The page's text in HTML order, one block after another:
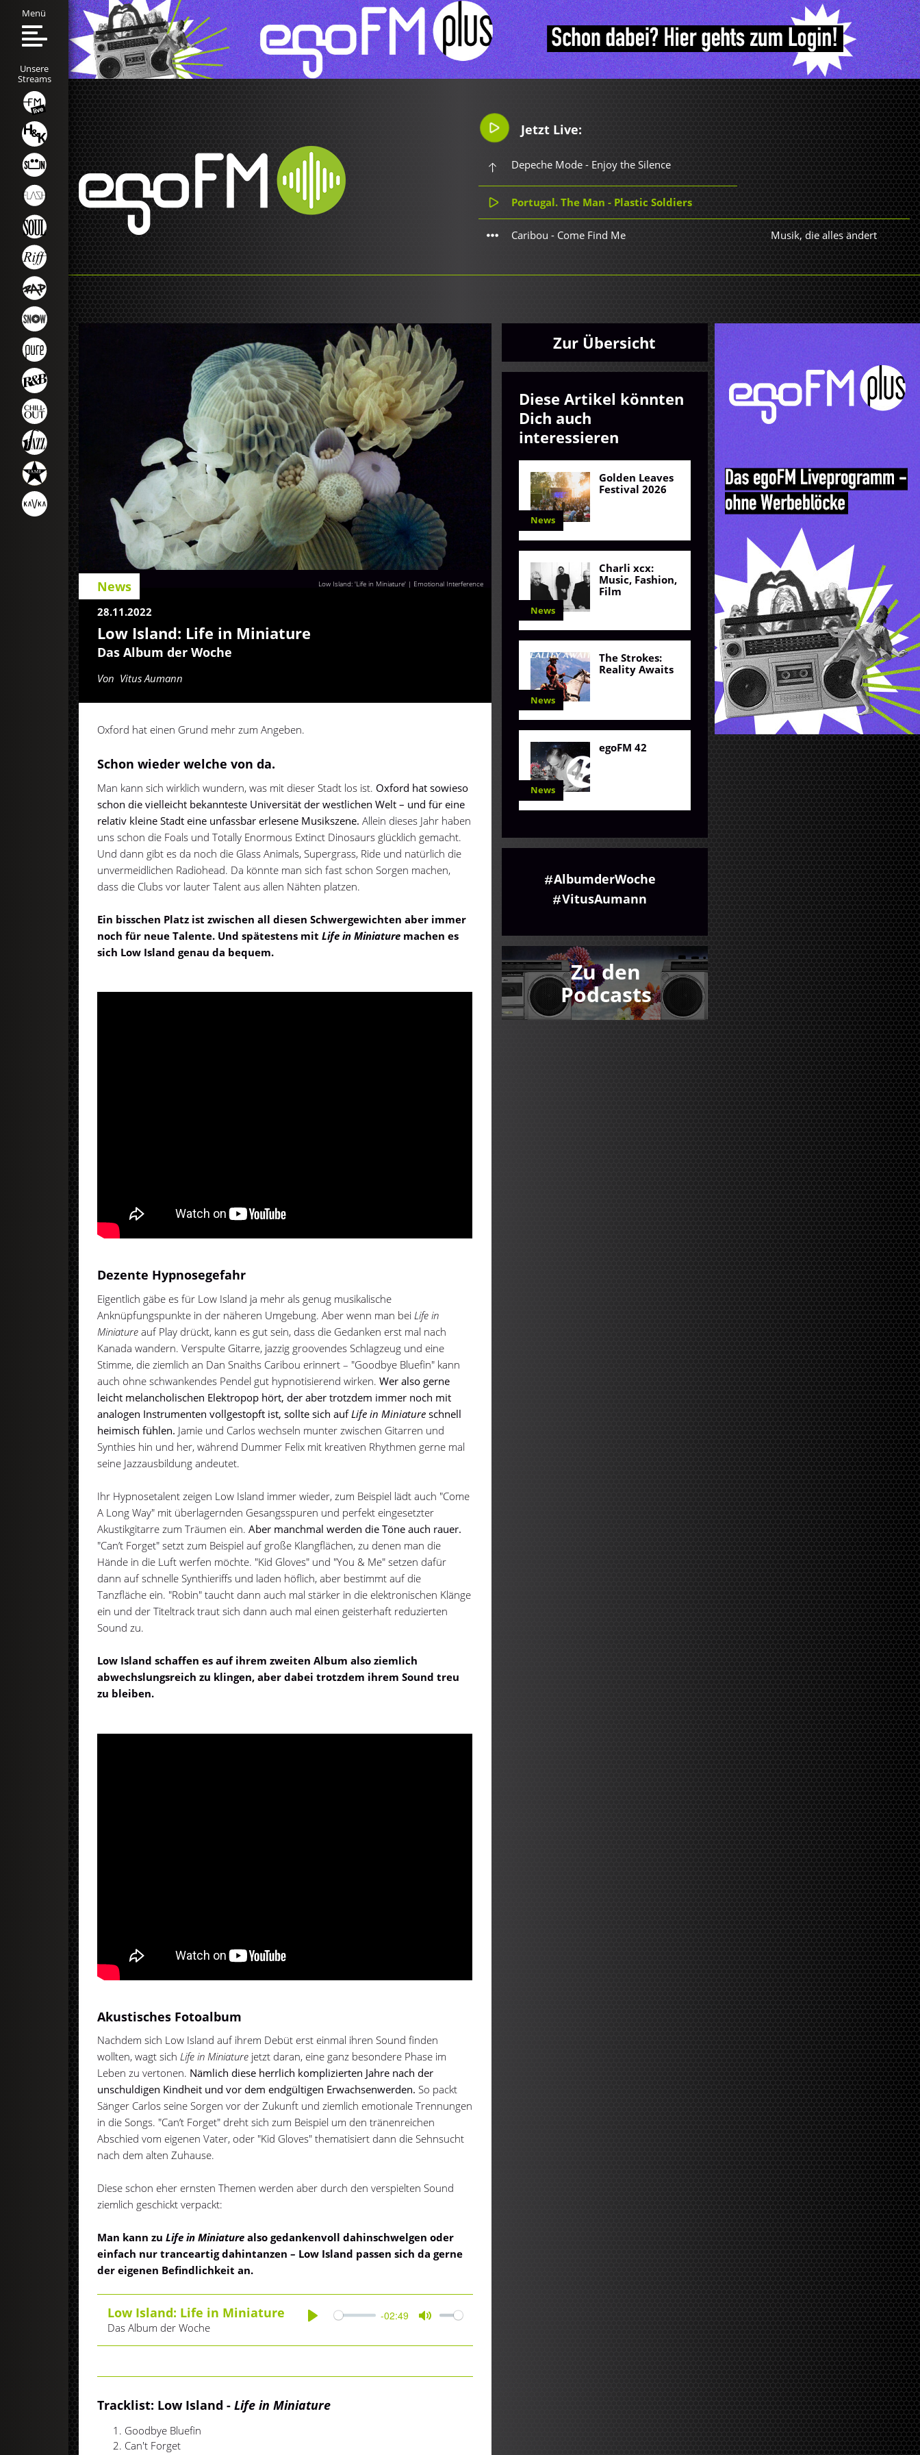
Jetzt Live:
Depeche Mode - Enjoy the Silence
Portugal. The Man - Plastic Soldiers
Caribou - Come Find Me Musik, die alles ändert
Menü
Unsere
Streams
Low Island: 'Life in Miniature' | Emotional Interference
News
28.11.2022
Low Island: Life in Miniature
Das Album der Woche
Von Vitus Aumann
Oxford hat einen Grund mehr zum Angeben.
Schon wieder welche von da.
Man kann sich wirklich wundern, was mit dieser Stadt los ist. Oxford hat sowieso
schon die vielleicht bekannteste Universität der westlichen Welt – und für eine
relativ kleine Stadt eine unfassbar erlesene Musikszene. Allein dieses Jahr haben
uns schon die Foals und Totally Enormous Extinct Dinosaurs glücklich gemacht.
Und dann gibt es da noch die Glass Animals, Supergrass, Ride und natürlich die
unvermeidlichen Radiohead. Da könnte man sich fast schon Sorgen machen,
dass die Clubs vor lauter Talent aus allen Nähten platzen.
Ein bisschen Platz ist zwischen all diesen Schwergewichten aber immer
noch für neue Talente. Und spätestens mitLife in Miniature machen es
sich Low Island genau da bequem.
Dezente Hypnosegefahr
Eigentlich gäbe es für Low Island ja mehr als genug musikalische
Anknüpfungspunkte in der näheren Umgebung. Aber wenn man beiLife in
Miniature auf Play drückt, kann es gut sein, dass die Gedanken erst mal nach
Kanada wandern. Verspulte Gitarre, jazzig groovendes Schlagzeug und eine
Stimme, die ziemlich an Dan Snaiths Caribou erinnert – "Goodbye Bluefin" kann
auch ohne schwankendes Pendel gut hypnotisierend wirken.Wer also gerne
leicht melancholischen Elektropop hört, der aber trotzdem immer noch mit
analogen Instrumenten vollgestopft ist, sollte sich aufLife in Miniature schnell
heimisch fühlen. Jamie und Carlos wechseln munter zwischen Gitarren und
Synthies hin und her, während Dummer Felix mit kreativen Rhythmen gerne mal
seine Jazzausbildung andeutet.
Ihr Hypnosetalent zeigen Low Island immer wieder, zum Beispiel lädt auch "Come
A Long Way" mit überlagernden Gesangsspuren und perfekt eingesetzter
Akustikgitarre zum Träumen ein.Aber manchmal werden die Töne auch rauer.
"Can’t Forget" setzt zum Beispiel auf große Klangflächen, zu denen man die
Hände in die Luft werfen möchte. "Kid Gloves" und "You & Me" setzen dafür
dann auf schnelle Synthieriffs und laden höflich, aber bestimmt auf die
Tanzfläche ein. "Robin" taucht dann auch mal stärker in die elektronischen Klänge
ein und der Titeltrack traut sich dann auch mal einen geisterhaft reduzierten
Sound zu.
Low Island schaffen es auf ihrem zweiten Album also ziemlich
abwechslungsreich zu klingen, aber dabei trotzdem ihrem Sound treu
zu bleiben.
Akustisches Fotoalbum
Nachdem sich Low Island auf ihrem Debüt erst einmal ihren Sound finden
wollten, wagt sichLife in Miniature jetzt daran, eine ganz besondere Phase im
Leben zu vertonen. Nämlich diese herrlich komplizierten Jahre nach der
unschuldigen Kindheit und vor dem endgültigen Erwachsenwerden. So packt
Sänger Carlos seine Sorgen vor der Zukunft und ziemlich emotionale Trennungen
in die Songs. "Can’t Forget" dreht sich zum Beispiel um den tränenreichen
Abschied vom eigenen Vater, oder "Kid Gloves" thematisiert dann die Sehnsucht
nach dem alten Zuhause.
Diese schon eher ernsten Themen werden aber durch den verspielten Sound
ziemlich geschickt verpackt:
Man kann zuLife in Miniature also gedankenvoll dahinschwelgen oder
einfach nur tranceartig dahintanzen – Low Island passen sich da gerne
der eigenen Befindlichkeit an.
Low Island: Life in Miniature
Das Album der Woche
-02:49
Tracklist: Low Island -Life in Miniature
Goodbye Bluefin
Can't Forget
Zur Übersicht
Diese Artikel könnten
Dich auch
interessieren
News
Golden Leaves
Festival 2026
News
Charli xcx:
Music, Fashion,
Film
News
The Strokes:
Reality Awaits
News
egoFM 42
AlbumderWoche
VitusAumann
Zu den
Podcasts